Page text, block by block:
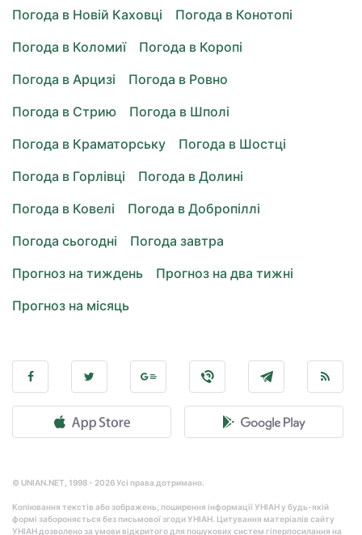
Погода в Новій Каховці
Погода в Конотопі
Погода в Коломиї
Погода в Коропі
Погода в Арцизі
Погода в Ровно
Погода в Стрию
Погода в Шполі
Погода в Краматорську
Погода в Шостці
Погода в Горлівці
Погода в Долині
Погода в Ковелі
Погода в Добропіллі
Погода сьогодні
Погода завтра
Прогноз на тиждень
Прогноз на два тижні
Прогноз на місяць
© UNIAN.NET, 1998 - 2026 Усі права дотримано.
Копіювання текстів або зображень, поширення інформації УНІАН у будь-якій
формі забороняється без письмової згоди УНІАН. Цитування матеріалів сайту
УНІАН дозволено за умови відкритого для пошукових систем гіперпосилання на